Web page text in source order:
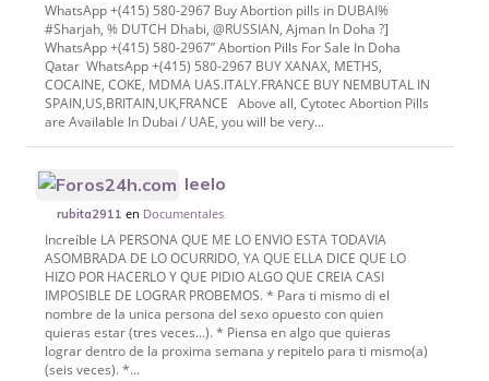
WhatsApp +(415) 580-2967 Buy Abortion pills in DUBAI%
#Sharjah, % DUTCH Dhabi, @RUSSIAN, Ajman In Doha ?]
WhatsApp +(415) 580-2967” Abortion Pills For Sale In Doha
Qatar WhatsApp +(415) 580-2967 BUY XANAX, METHS,
COCAINE, COKE, MDMA UAS.ITALY.FRANCE BUY NEMBUTAL IN
SPAIN,US,BRITAIN,UK,FRANCE Above all, Cytotec Abortion Pills
are Available In Dubai / UAE, you will be very...
leelo
rubita2911 en Documentales
Increíble LA PERSONA QUE ME LO ENVIO ESTA TODAVIA
ASOMBRADA DE LO OCURRIDO, YA QUE ELLA DICE QUE LO
HIZO POR HACERLO Y QUE PIDIO ALGO QUE CREIA CASI
IMPOSIBLE DE LOGRAR PROBEMOS. * Para ti mismo di el
nombre de la unica persona del sexo opuesto con quien
quieras estar (tres veces...). * Piensa en algo que quieras
lograr dentro de la proxima semana y repitelo para ti mismo(a)
(seis veces). *...